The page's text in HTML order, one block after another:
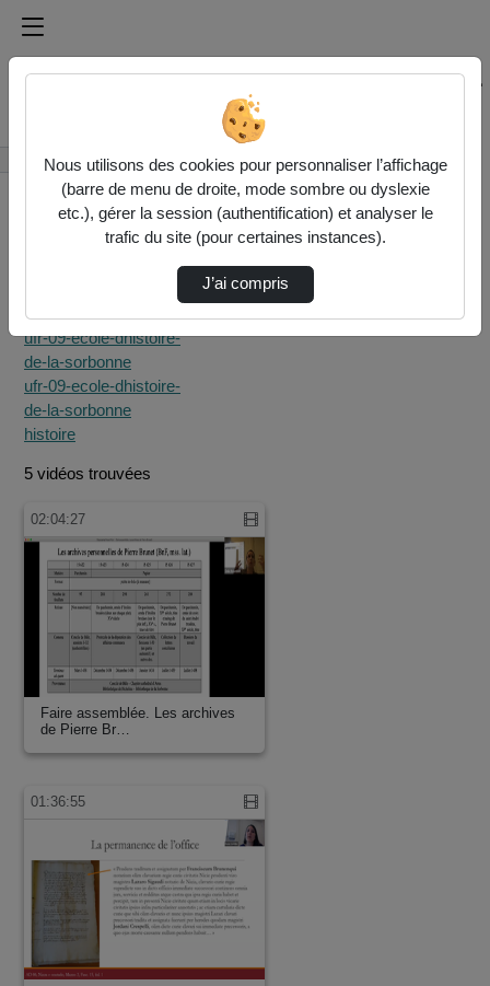
Médiathèque de l'université Paris
Rechercher un média sur Médiathèque de l'université
Accueil Rechercher
pour en retirer) :
ufr-09-ecole-dhistoire-
de-la-sorbonne
ufr-09-ecole-dhistoire-
de-la-sorbonne
histoire
5 vidéos trouvées
02:04:27
Faire assemblée. Les archives
de Pierre Br…
01:36:55
Nous utilisons des cookies pour personnaliser l’affichage
(barre de menu de droite, mode sombre ou dyslexie
etc.), gérer la session (authentification) et analyser le
trafic du site (pour certaines instances).
J’ai compris